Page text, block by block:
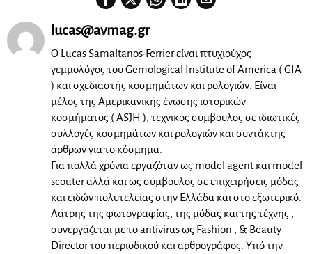
lucas@avmag.gr
Ο Lucas Samaltanos-Ferrier είναι πτυχιούχος
γεμμολόγος του Gemological Institute of America ( GIA
) και σχεδιαστής κοσμημάτων και ρολογιών. Είναι
μέλος της Αμερικανικής ένωσης ιστορικών
κοσμήματος ( ASJH ), τεχνικός σύμβουλος σε ιδιωτικές
συλλογές κοσμημάτων και ρολογιών και συντάκτης
άρθρων για το κόσμημα.
Για πολλά χρόνια εργαζόταν ως model agent και model
scouter αλλά και ως σύμβουλος σε επιχειρήσεις μόδας
και ειδών πολυτελείας στην Ελλάδα και στο εξωτερικό.
Λάτρης της φωτογραφίας, της μόδας και της τέχνης ,
συνεργάζεται με το antivirus ως Fashion , & Beauty
Director του περιοδικού και αρθρογράφος. Υπό την